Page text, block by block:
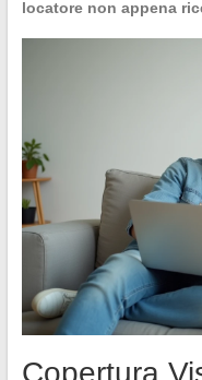
locatore non appena